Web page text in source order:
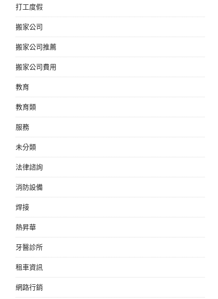
打工度假
搬家公司
搬家公司推薦
搬家公司費用
教育
教育類
服務
未分類
法律諮詢
消防設備
焊接
熱昇華
牙醫診所
租車資訊
網路行銷